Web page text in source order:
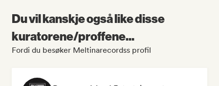
Du vil kanskje også like disse
kuratorene/proffene...
Fordi du besøker Meltinarecordss profil